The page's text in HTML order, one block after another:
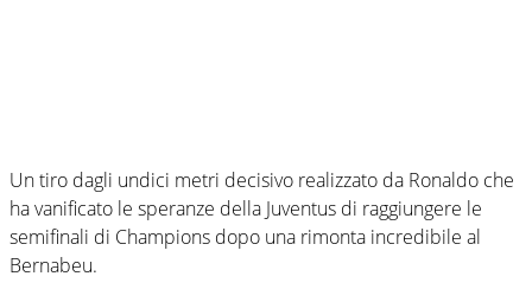
Un tiro dagli undici metri decisivo realizzato da Ronaldo che
ha vanificato le speranze della Juventus di raggiungere le
semifinali di Champions dopo una rimonta incredibile al
Bernabeu.